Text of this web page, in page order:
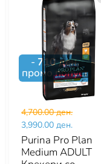
- 710ден.
промо попуст
4,700.00 ден.
3,990.00 ден.
Purina Pro Plan
Medium ADULT